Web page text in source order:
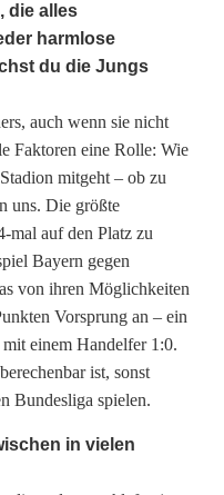
die alles
harmlose
du die Jungs
auch wenn sie nicht
Faktoren eine Rolle: Wie
mitgeht – ob zu
uns. Die größte
mal auf den Platz zu
Bayern gegen
von ihren Möglichkeiten
Vorsprung an – ein
einem Handelfer 1:0.
ist, sonst
Bundesliga spielen.
in vielen